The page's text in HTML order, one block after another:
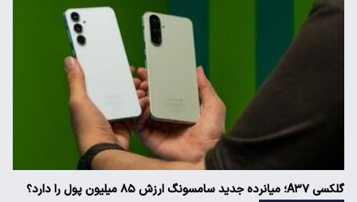
گلکسی A۳۷؛ میانرده جدید سامسونگ ارزش ۸۵ میلیون پول را دارد؟